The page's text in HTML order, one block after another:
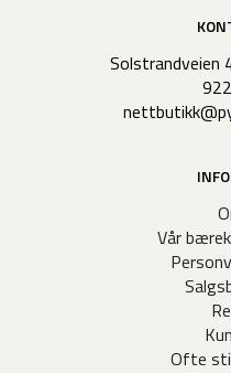
Solstrandveien
Vår
Ofte